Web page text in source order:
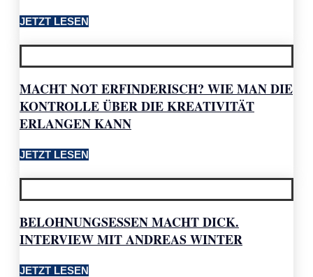
JETZT LESEN
MACHT NOT ERFINDERISCH? WIE MAN DIE
KONTROLLE ÜBER DIE KREATIVITÄT
ERLANGEN KANN
JETZT LESEN
BELOHNUNGSESSEN MACHT DICK.
INTERVIEW MIT ANDREAS WINTER
JETZT LESEN